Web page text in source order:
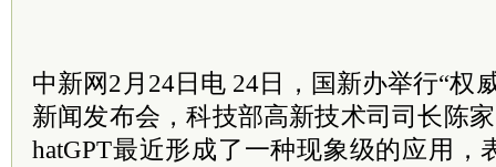
中新网2月24日电 24日，国新办举行“权
新闻发布会，科技部高新技术司司长陈
hatGPT最近形成了一种现象级的应用，